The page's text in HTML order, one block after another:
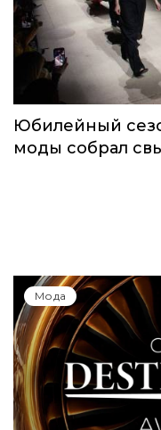
Юбилейный
моды собрал
Мода